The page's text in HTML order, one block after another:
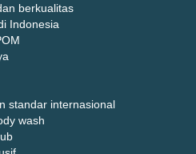
berkualitas
Indonesia
standar internasional
wash